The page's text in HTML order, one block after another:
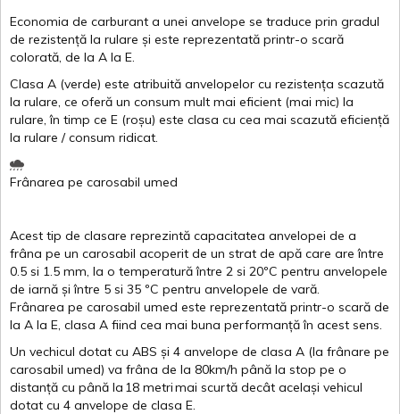
Economia de carburant a unei anvelope se traduce prin gradul
de rezistență la rulare și este reprezentată printr-o scară
colorată , de la A la E
Clasa A (verde) este atribuită anvelopelor cu rezistența scazută
la rulare ce oferă un consum mult mai eficient (mai mic) la
rulare ,în timp ce E (roșu) este clasa cu cea mai scazută eficiență
la rulare /consum ridicat
Frânarea pe carosabil umed
Acest tip de clasare reprezintă capacitatea anvelopei de a
frâna pe un carosabil acoperit de un strat de apă care areîntre
0.5 si 1.5 mm, la o temperatură între 2 si 20ºC pentru anvelopele
de iarnă și între 5 si 35 ºC pentru anvelopele de vară
Frânarea pe carosabil umed este reprezentată printr-o scară de
la A la E clasa A fiind cea mai buna performanță în acest sens.
Un vechicul dotat cu ABS și 4 anvelope de clasa A (la frânare pe
carosabil umed) va frâna de la 80km/h până la stop pe o
distanță cu până la 18 metrimai scurtă decât același vehicul
dotat cu 4 anvelope de clasa E